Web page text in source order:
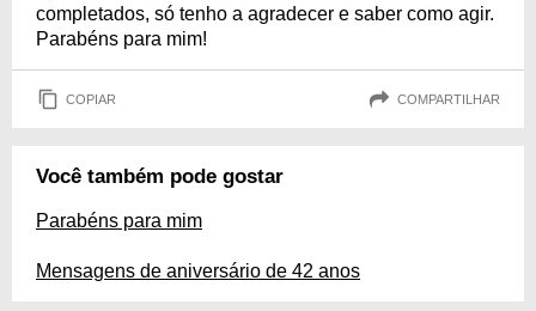
completados, só tenho a agradecer e saber como agir.
Parabéns para mim!
COPIAR COMPARTILHAR
Você também pode gostar
Parabéns para mim
Mensagens de aniversário de 42 anos